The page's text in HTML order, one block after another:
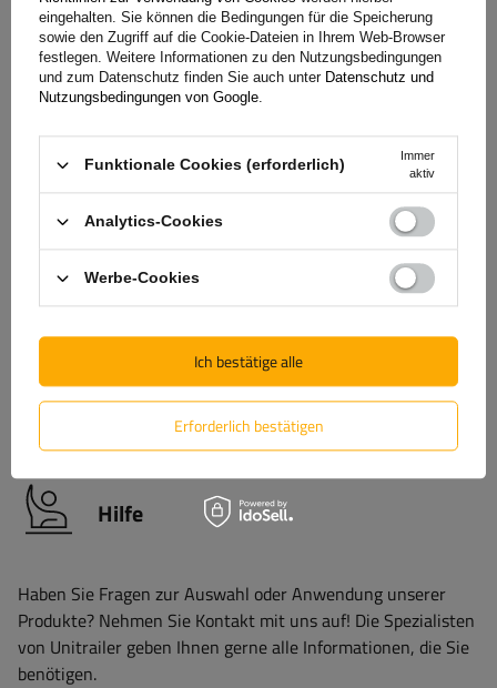
Einflüsse und gewährleisten so einen langfristigen und
zuverlässigen Betrieb unter unterschiedlichsten
Bedingungen.
Garantie
Sie eine 2-jährige Garantie.
So können Sie es nutzen, ohne
sich Gedanken über die Folgen eines möglichen Defekts zu
wir das Verfahren zur Einreichung einer möglichen
Reklamation so einfach wie möglich gestaltet - Sie müssen
nur das auf unsererWebsite verfügbare Formular ausfüllen
Hilfe
Haben Sie Fragen zur Auswahl oder Anwendung unserer
Produkte? Nehmen Sie Kontakt mit uns auf! Die Spezialisten
von Unitrailer geben Ihnen gerne alle Informationen, die Sie
benötigen.
eingehalten. Sie können die Bedingungen für die Speicherung
sowie den Zugriff auf die Cookie-Dateien in Ihrem Web-Browser
festlegen. Weitere Informationen zu den Nutzungsbedingungen
und zum Datenschutz finden Sie auch unter Datenschutz und
Nutzungsbedingungen von Google.
Funktionale Cookies (erforderlich)
Immer
aktiv
Analytics-Cookies
Werbe-Cookies
Erforderlich bestätigen
Ich bestätige alle